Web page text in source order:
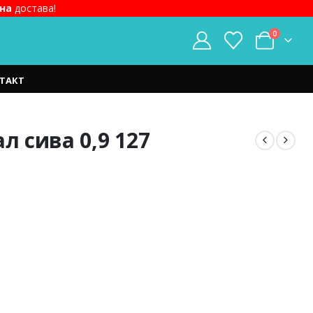
достава!
0
сива 0,9 127